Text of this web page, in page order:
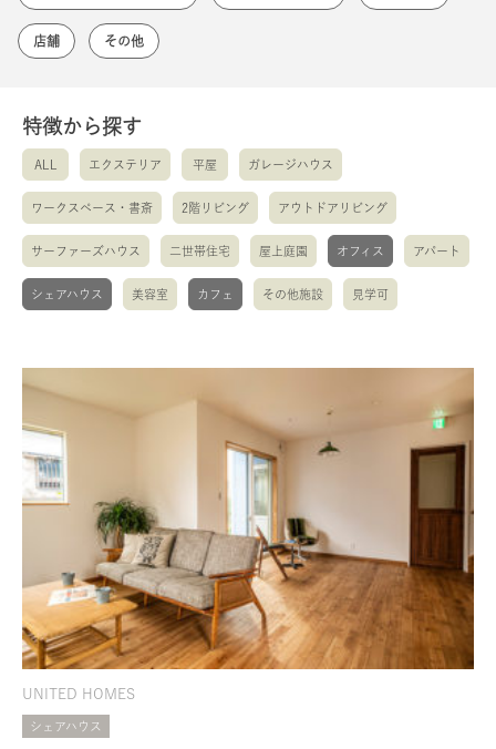
店舗 その他
特徴から探す
ALL エクステリア 平屋 ガレージハウス
ワークスペース・書斎 2階リビング アウトドアリビング
サーファーズハウス 二世帯住宅 屋上庭園 オフィス アパート
シェアハウス 美容室 カフェ その他施設 見学可
UNITED HOMES
シェアハウス